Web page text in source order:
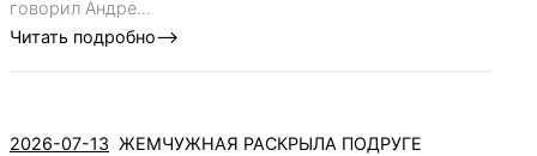
говорил Андре...
Читать подробно-->
2026-07-13 ЖЕМЧУЖНАЯ РАСКРЫЛА ПОДРУГЕ